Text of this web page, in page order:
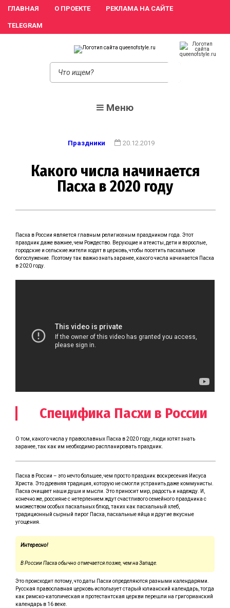
ГЛАВНАЯ О ПРОЕКТЕ РЕКЛАМА НА САЙТЕ
TELEGRAM
Меню
Праздники 20.12.2019
Какого числа начинается
Пасха в 2020 году
Пасха в России является главным религиозным праздником года. Этот
праздник даже важнее, чем Рождество. Верующие и атеисты, дети и взрослые,
городские и сельские жители ходят в церковь, чтобы посетить пасхальное
богослужение. Поэтому так важно знать заранее, какого числа начинается Пасха
в 2020 году.
Специфика Пасхи в России
О том, какого числа у православных Пасха в 2020 году, люди хотят знать
заранее, так как им необходимо распланировать праздник.
Пасха в России – это нечто большее, чем просто праздник воскресения Иисуса
Христа. Это древняя традиция, которую не смогли устранить даже коммунисты.
Пасха очищает наши души и мысли. Это приносит мир, радость и надежду. И,
конечно же, россияне с нетерпением ждут счастливого семейного праздника с
множеством особых пасхальных блюд, таких как пасхальный хлеб,
традиционный сырный пирог Пасха, пасхальные яйца и другие вкусные
угощения.
Интересно!
В России Пасха обычно отмечается позже, чем на Западе.
Это происходит потому, что даты Пасхи определяются разными календарями.
Русская православная церковь использует старый юлианский календарь, тогда
как римско-католическая и протестантская церкви перешли на григорианский
календарь в 16 веке.